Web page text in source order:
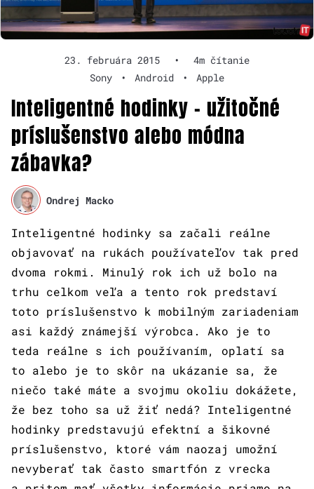
23. februára 2015 •
4m čítanie
Sony
• Android • Apple
Inteligentné hodinky – užitočné
príslušenstvo alebo módna
zábavka?
Ondrej Macko
Inteligentné hodinky sa začali reálne
objavovať na rukách používateľov tak pred
dvoma rokmi. Minulý rok ich už bolo na
trhu celkom veľa a tento rok predstaví
toto príslušenstvo k mobilným zariadeniam
asi každý známejší výrobca. Ako je to
teda reálne s ich používaním, oplatí sa
to alebo je to skôr na ukázanie sa, že
niečo také máte a svojmu okoliu dokážete,
že bez toho sa už žiť nedá? Inteligentné
hodinky predstavujú efektní a šikovné
príslušenstvo, ktoré vám naozaj umožní
nevyberať tak často smartfón z vrecka